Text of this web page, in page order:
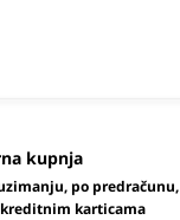
kupnja
po predračunu,
karticama